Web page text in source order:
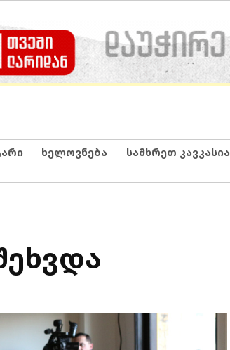
ხელოვნება სამხრეთ კავკასია